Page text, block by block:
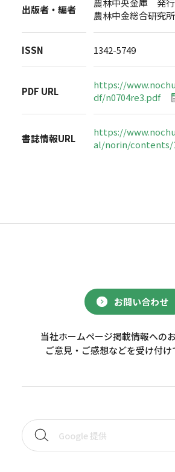
出版者・編者
農林中央金庫
農林中金総合研究
ISSN 1342-5749
PDF URL
https://
df/n0704re3.pdf
書誌情報URL
https://
al/norin/contents/
お問い合わせ
当社ホームページ掲載情報への
ご意見・ご感想などを受け付け